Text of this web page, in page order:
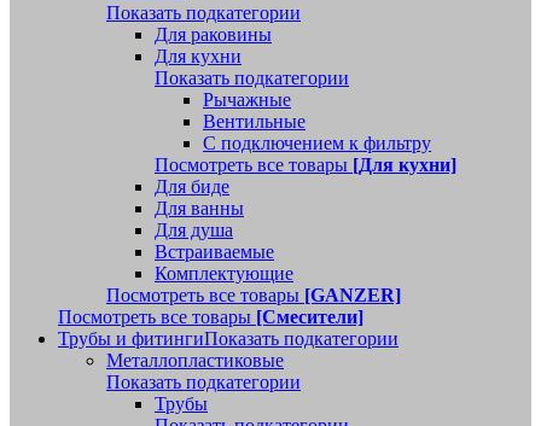
Показать подкатегории
Для раковины
Для кухни
Показать подкатегории
Рычажные
Вентильные
С подключением к фильтру
Посмотреть все товары [Для кухни]
Для биде
Для ванны
Для душа
Встраиваемые
Комплектующие
Посмотреть все товары [GANZER]
Посмотреть все товары [Смесители]
Трубы и фитингиПоказать подкатегории
Металлопластиковые
Показать подкатегории
Трубы